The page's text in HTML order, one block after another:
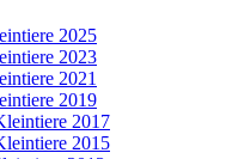
2025
2023
2021
2019
2017
2015